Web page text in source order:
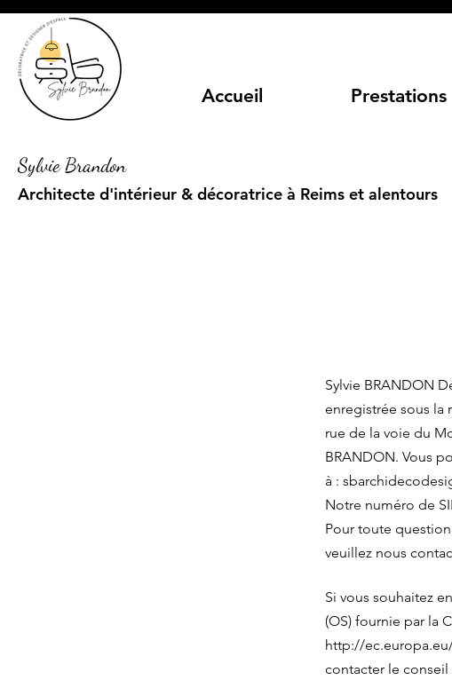
Sylvie Brandon
Architecte d'intérieur & décoratrice à Reims et alentours
Accueil Prestations
Sylvie BRANDON
enregistrée sous la
rue de la voie du
BRANDON. Vous
à :
Notre numéro de
Pour toute
veuillez nous
Si vous souhaitez
(OS) fournie par la
http://
contacter le